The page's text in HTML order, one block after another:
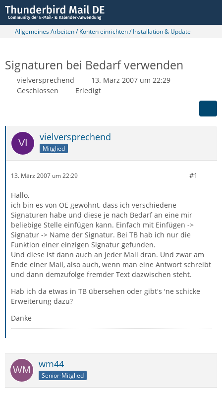
Allgemeines Arbeiten / Konten einrichten / Installation & Update
Signaturen bei Bedarf verwenden
vielversprechend
13. März 2007 um 22:29
Geschlossen
Erledigt
vielversprechend
Mitglied
13. März 2007 um 22:29 #1
Hallo,
ich bin es von OE gewöhnt, dass ich verschiedene
Signaturen habe und diese je nach Bedarf an eine mir
beliebige Stelle einfügen kann. Einfach mit Einfügen ->
Signatur -> Name der Signatur. Bei TB hab ich nur die
Funktion einer einzigen Signatur gefunden.
Und diese ist dann auch an jeder Mail dran. Und zwar am
Ende einer Mail, also auch, wenn man eine Antwort schreibt
und dann demzufolge fremder Text dazwischen steht.
Hab ich da etwas in TB übersehen oder gibt's 'ne schicke
Erweiterung dazu?
Danke
wm44
Senior-Mitglied